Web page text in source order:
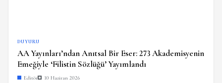
DUYURU
AA Yayınları’ndan Anıtsal Bir Eser: 273 Akademisyenin
Emeğiyle ‘Filistin Sözlüğü’ Yayımlandı
Editör 10 Haziran 2026